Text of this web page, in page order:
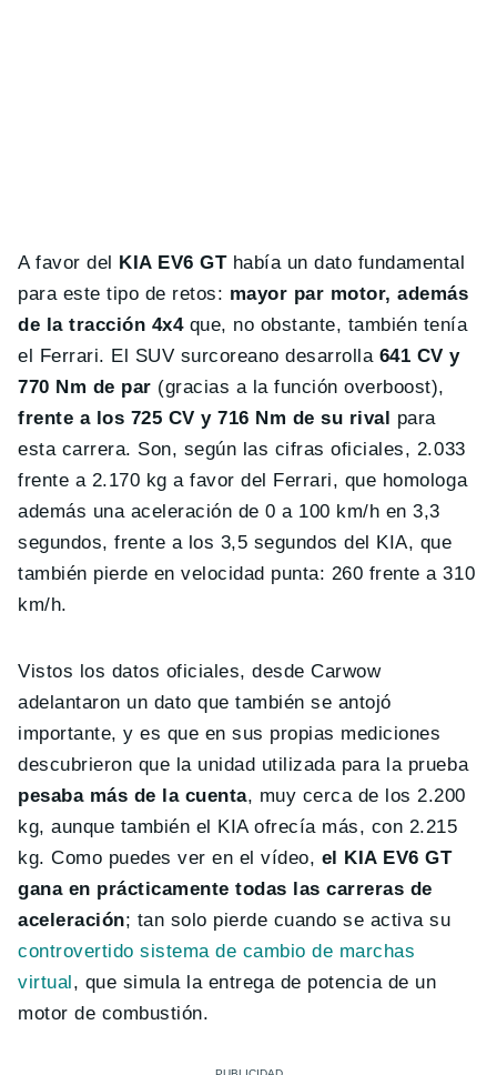
A favor del KIA EV6 GThabía un dato fundamental
para este tipo de retos: mayor par motor, además
de la tracción 4x4que, no obstante, también tenía
el Ferrari. El SUV surcoreano desarrolla 641 CV y
770 Nm de par (gracias a la función overboost),
frente a los 725 CV y 716 Nm de su rival
para
esta carrera. Son, según las cifras oficiales, 2.033
frente a 2.170 kg a favor del Ferrari, que homologa
además una aceleración de 0 a 100 km/h en 3,3
segundos, frente a los 3,5 segundos del KIA, que
también pierde en velocidad punta: 260 frente a 310
km/h.
Vistos los datos oficiales, desde Carwow
adelantaron un dato que también se antojó
importante, y es que en sus propias mediciones
descubrieron que la unidad utilizada para la prueba
pesaba más de la cuenta, muy cerca de los 2.200
kg, aunque también el KIA ofrecía más, con 2.215
kg. Como puedes ver en el vídeo, el KIA EV6 GT
gana en prácticamente todas las carreras de
aceleración; tan solo pierde cuando se activa su
controvertido sistema de cambio de marchas
virtual , que simula la entrega de potencia de un
motor de combustión.